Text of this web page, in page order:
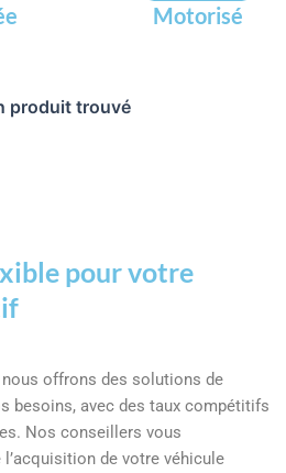
Motorisé
produit trouvé
pour votre
nous offrons des solutions de
besoins, avec des taux compétitifs
Nos conseillers vous
de votre véhicule